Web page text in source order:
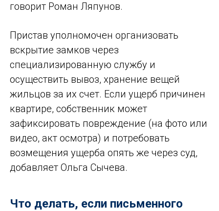
говорит Роман Ляпунов.
Пристав уполномочен организовать
вскрытие замков через
специализированную службу и
осуществить вывоз, хранение вещей
жильцов за их счет. Если ущерб причинен
квартире, собственник может
зафиксировать повреждение (на фото или
видео, акт осмотра) и потребовать
возмещения ущерба опять же через суд,
добавляет Ольга Сычева.
Что делать, если письменного